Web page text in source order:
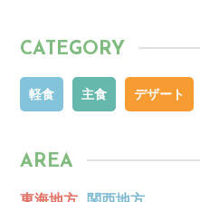
CATEGORY
軽食 主食 デザート
AREA